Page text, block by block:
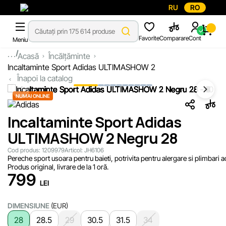
RU RO
Meniu FavoriteComparareCont
...Acasă
Încălțăminte
Incaltaminte Sport Adidas ULTIMASHOW 2
Înapoi la catalog
NUMAI ONLINE
Incaltaminte Sport Adidas
ULTIMASHOW 2 Negru 28
Cod produs: 1209979Articol: JH6106
Pereche sport usoara pentru baieti, potrivita pentru alergare si plimbari
Produs original, livrare de la 1 oră.
799 LEI
DIMENSIUNE (EUR)
28 28.5 29 30.5 31.5
34